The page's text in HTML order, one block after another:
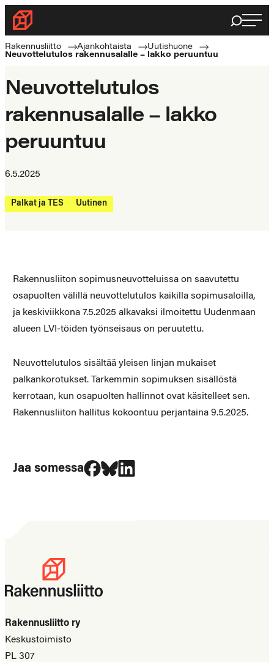
Siirry
suoraan
sisältöön
Rakennusliitto
Rakennusalan
ammattilaisten
Haku
Rakennusliitto Ajankohtaista
Uutishuone
Neuvottelutulos rakennusalalle – lakko peruuntuu
Neuvottelutulos
rakennusalalle – lakko
peruuntuu
6.5.2025
Palkat ja TES Uutinen
Rakennusliiton sopimusneuvotteluissa on saavutettu
osapuolten välillä neuvottelutulos kaikilla sopimusaloilla,
ja keskiviikkona 7.5.2025 alkavaksi ilmoitettu Uudenmaan
alueen LVI-töiden työnseisaus on peruutettu.
Neuvottelutulos sisältää yleisen linjan mukaiset
palkankorotukset. Tarkemmin sopimuksen sisällöstä
kerrotaan, kun osapuolten hallinnot ovat käsitelleet sen.
Rakennusliiton hallitus kokoontuu perjantaina 9.5.2025.
Jaa somessa
Jaa Facebookissa
Jaa Blueskyssa
Jaa LinkedIn:ssä
Rakennusliitto ry
Keskustoimisto
PL 307